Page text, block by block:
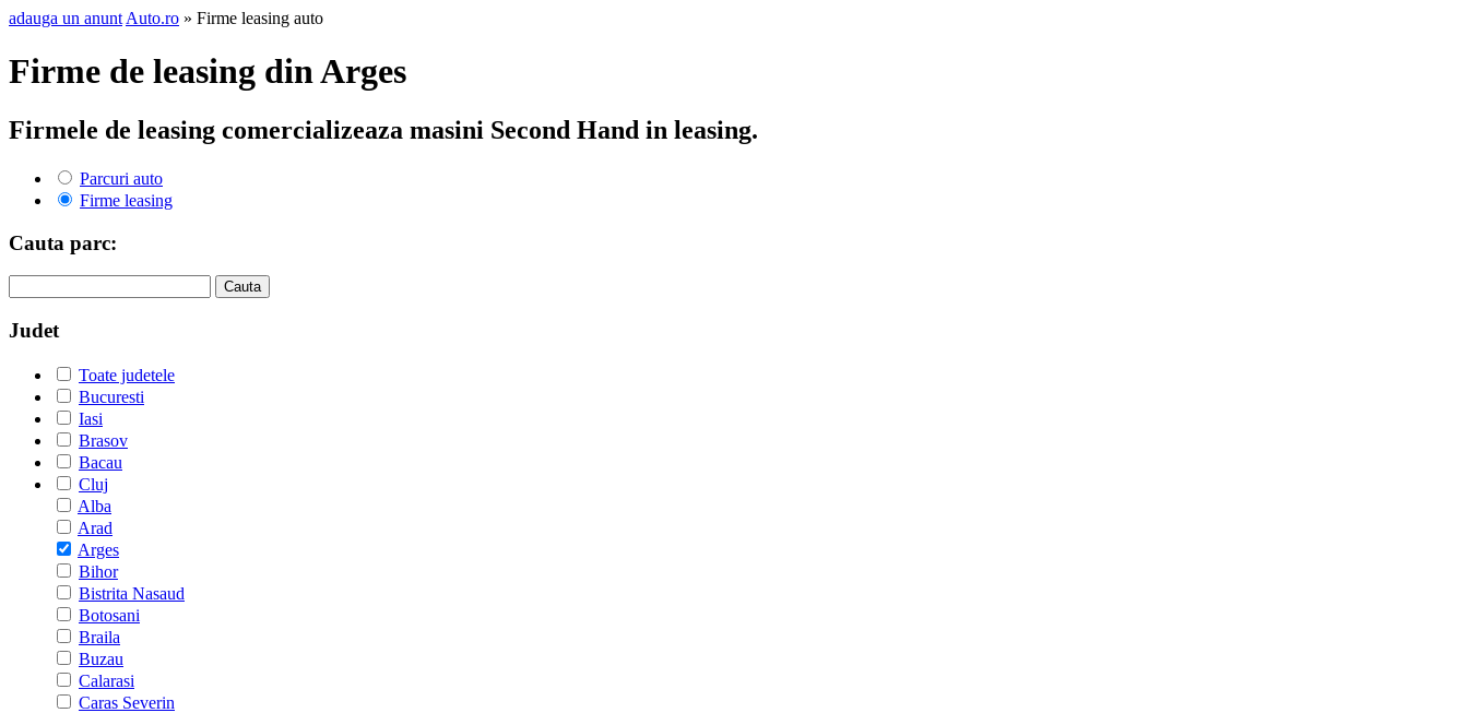
adauga un anunt Auto.ro » Firme leasing auto
Firme de leasing din Arges
Firmele de leasing comercializeaza masini Second Hand in leasing.
Parcuri auto
Firme leasing
Cauta parc:
Judet
Toate judetele
Bucuresti
Iasi
Brasov
Bacau
Cluj
Alba
Arad
Arges
Bihor
Bistrita Nasaud
Botosani
Braila
Buzau
Calarasi
Caras Severin